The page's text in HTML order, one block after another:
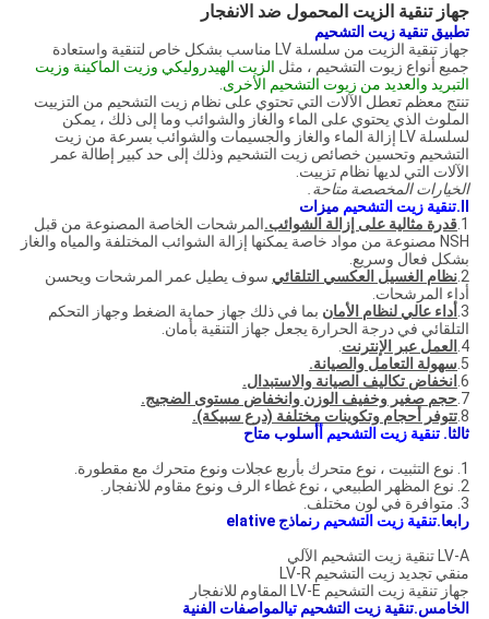
جهاز تنقية الزيت المحمول ضد الانفجار
تطبيق تنقية زيت التشحيم
جهاز تنقية الزيت من سلسلة LV مناسب بشكل خاص لتنقية واستعادة
جميع أنواع زيوت التشحيم ، مثل الزيت الهيدروليكي وزيت الماكينة وزيت
التبريد والعديد من زيوت التشحيم الأخرى.
تنتج معظم تعطل الآلات التي تحتوي على نظام زيت التشحيم من التزييت
الملوث الذي يحتوي على الماء والغاز والشوائب وما إلى ذلك ، يمكن
لسلسلة LV إزالة الماء والغاز والجسيمات والشوائب بسرعة من زيت
التشحيم وتحسين خصائص زيت التشحيم وذلك إلى حد كبير إطالة عمر
الآلات التي لديها نظام تزييت.
الخيارات المخصصة متاحة.
تنقية زيت التشحيم ميزات
1. قدرة مثالية على إزالة الشوائب.المرشحات الخاصة المصنوعة من قبل
NSH مصنوعة من مواد خاصة يمكنها إزالة الشوائب المختلفة والمياه والغاز
بشكل فعال وسريع.
2.نظام الغسيل العكسي التلقائي سوف يطيل عمر المرشحات ويحسن
أداء المرشحات.
3. أداء عالي لنظام الأمان بما في ذلك جهاز حماية الضغط وجهاز التحكم
التلقائي في درجة الحرارة يجعل جهاز التنقية بأمان.
4. العمل عبر الإنترنت.
5. سهولة التعامل والصيانة.
6. انخفاض تكاليف الصيانة والاستبدال.
7. حجم صغير وخفيف الوزن وانخفاض مستوى الضجيج.
8.تتوفر أحجام وتكوينات مختلفة (درع سبيكة).
ثالثا. تنقية زيت التشحيم
أسلوب متاح
1. نوع التثبيت ، نوع متحرك بأربع عجلات ونوع متحرك مع مقطورة.
2. نوع المظهر الطبيعي ، نوع غطاء الرف ونوع مقاوم للانفجار.
3. متوافرة في لون مختلف.
رابعا.تنقية زيت التشحيم ر نماذج elative
LV-A تنقية زيت التشحيم الآلي
منقي تجديد زيت التشحيم LV-R
جهاز تنقية زيت التشحيم LV-E المقاوم للانفجار
الخامس.تنقية زيت التشحيم تيالمواصفات الفنية